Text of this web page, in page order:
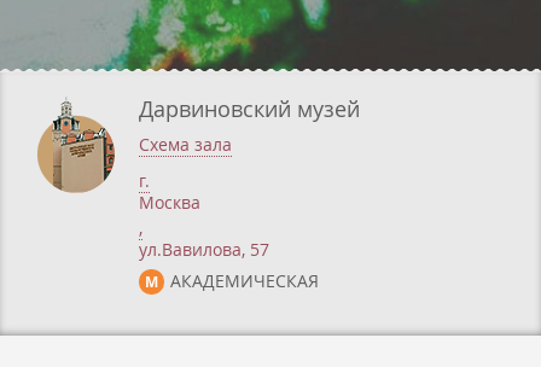
Дарвиновский музей
Схема зала
г.
Москва
,
ул.Вавилова, 57
М АКАДЕМИЧЕСКАЯ